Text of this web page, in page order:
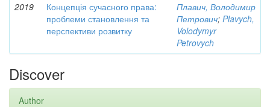
2019
Концепція сучасного права:
проблеми становлення та
перспективи розвитку
Плавич, Володимир
Петрович; Plavych,
Volodymyr
Petrovych
Discover
Author